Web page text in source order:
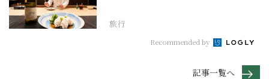
旅行
Recommended by
記事一覧へ